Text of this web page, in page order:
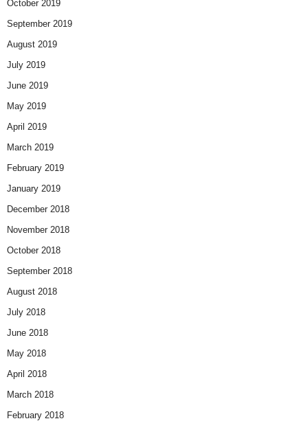
October 2019
September 2019
August 2019
July 2019
June 2019
May 2019
April 2019
March 2019
February 2019
January 2019
December 2018
November 2018
October 2018
September 2018
August 2018
July 2018
June 2018
May 2018
April 2018
March 2018
February 2018